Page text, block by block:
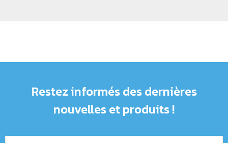
Restez informés des dernières
nouvelles et produits !